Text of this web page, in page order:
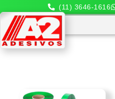
(11) 3646-1616